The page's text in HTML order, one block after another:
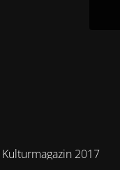
2017